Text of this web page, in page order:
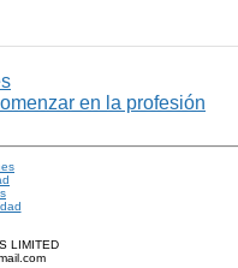
en la profesión
LIMITED